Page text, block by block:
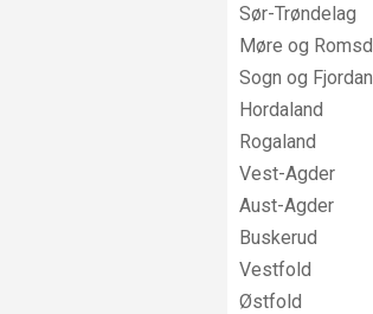
Sør-Trøndelag
Møre og
Sogn og
Hordaland
Rogaland
Vest-Agder
Aust-Agder
Buskerud
Vestfold
Østfold